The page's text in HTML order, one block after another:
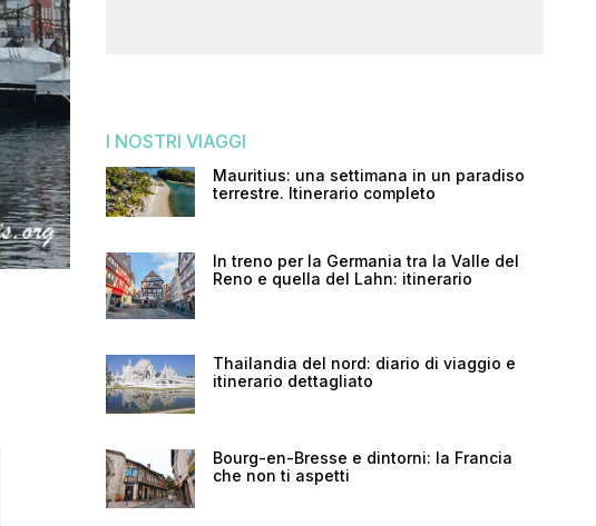
I NOSTRI VIAGGI
Mauritius: una settimana in un paradiso
terrestre. Itinerario completo
In treno per la Germania tra la Valle del
Reno e quella del Lahn: itinerario
Thailandia del nord: diario di viaggio e
itinerario dettagliato
Bourg-en-Bresse e dintorni: la Francia
che non ti aspetti